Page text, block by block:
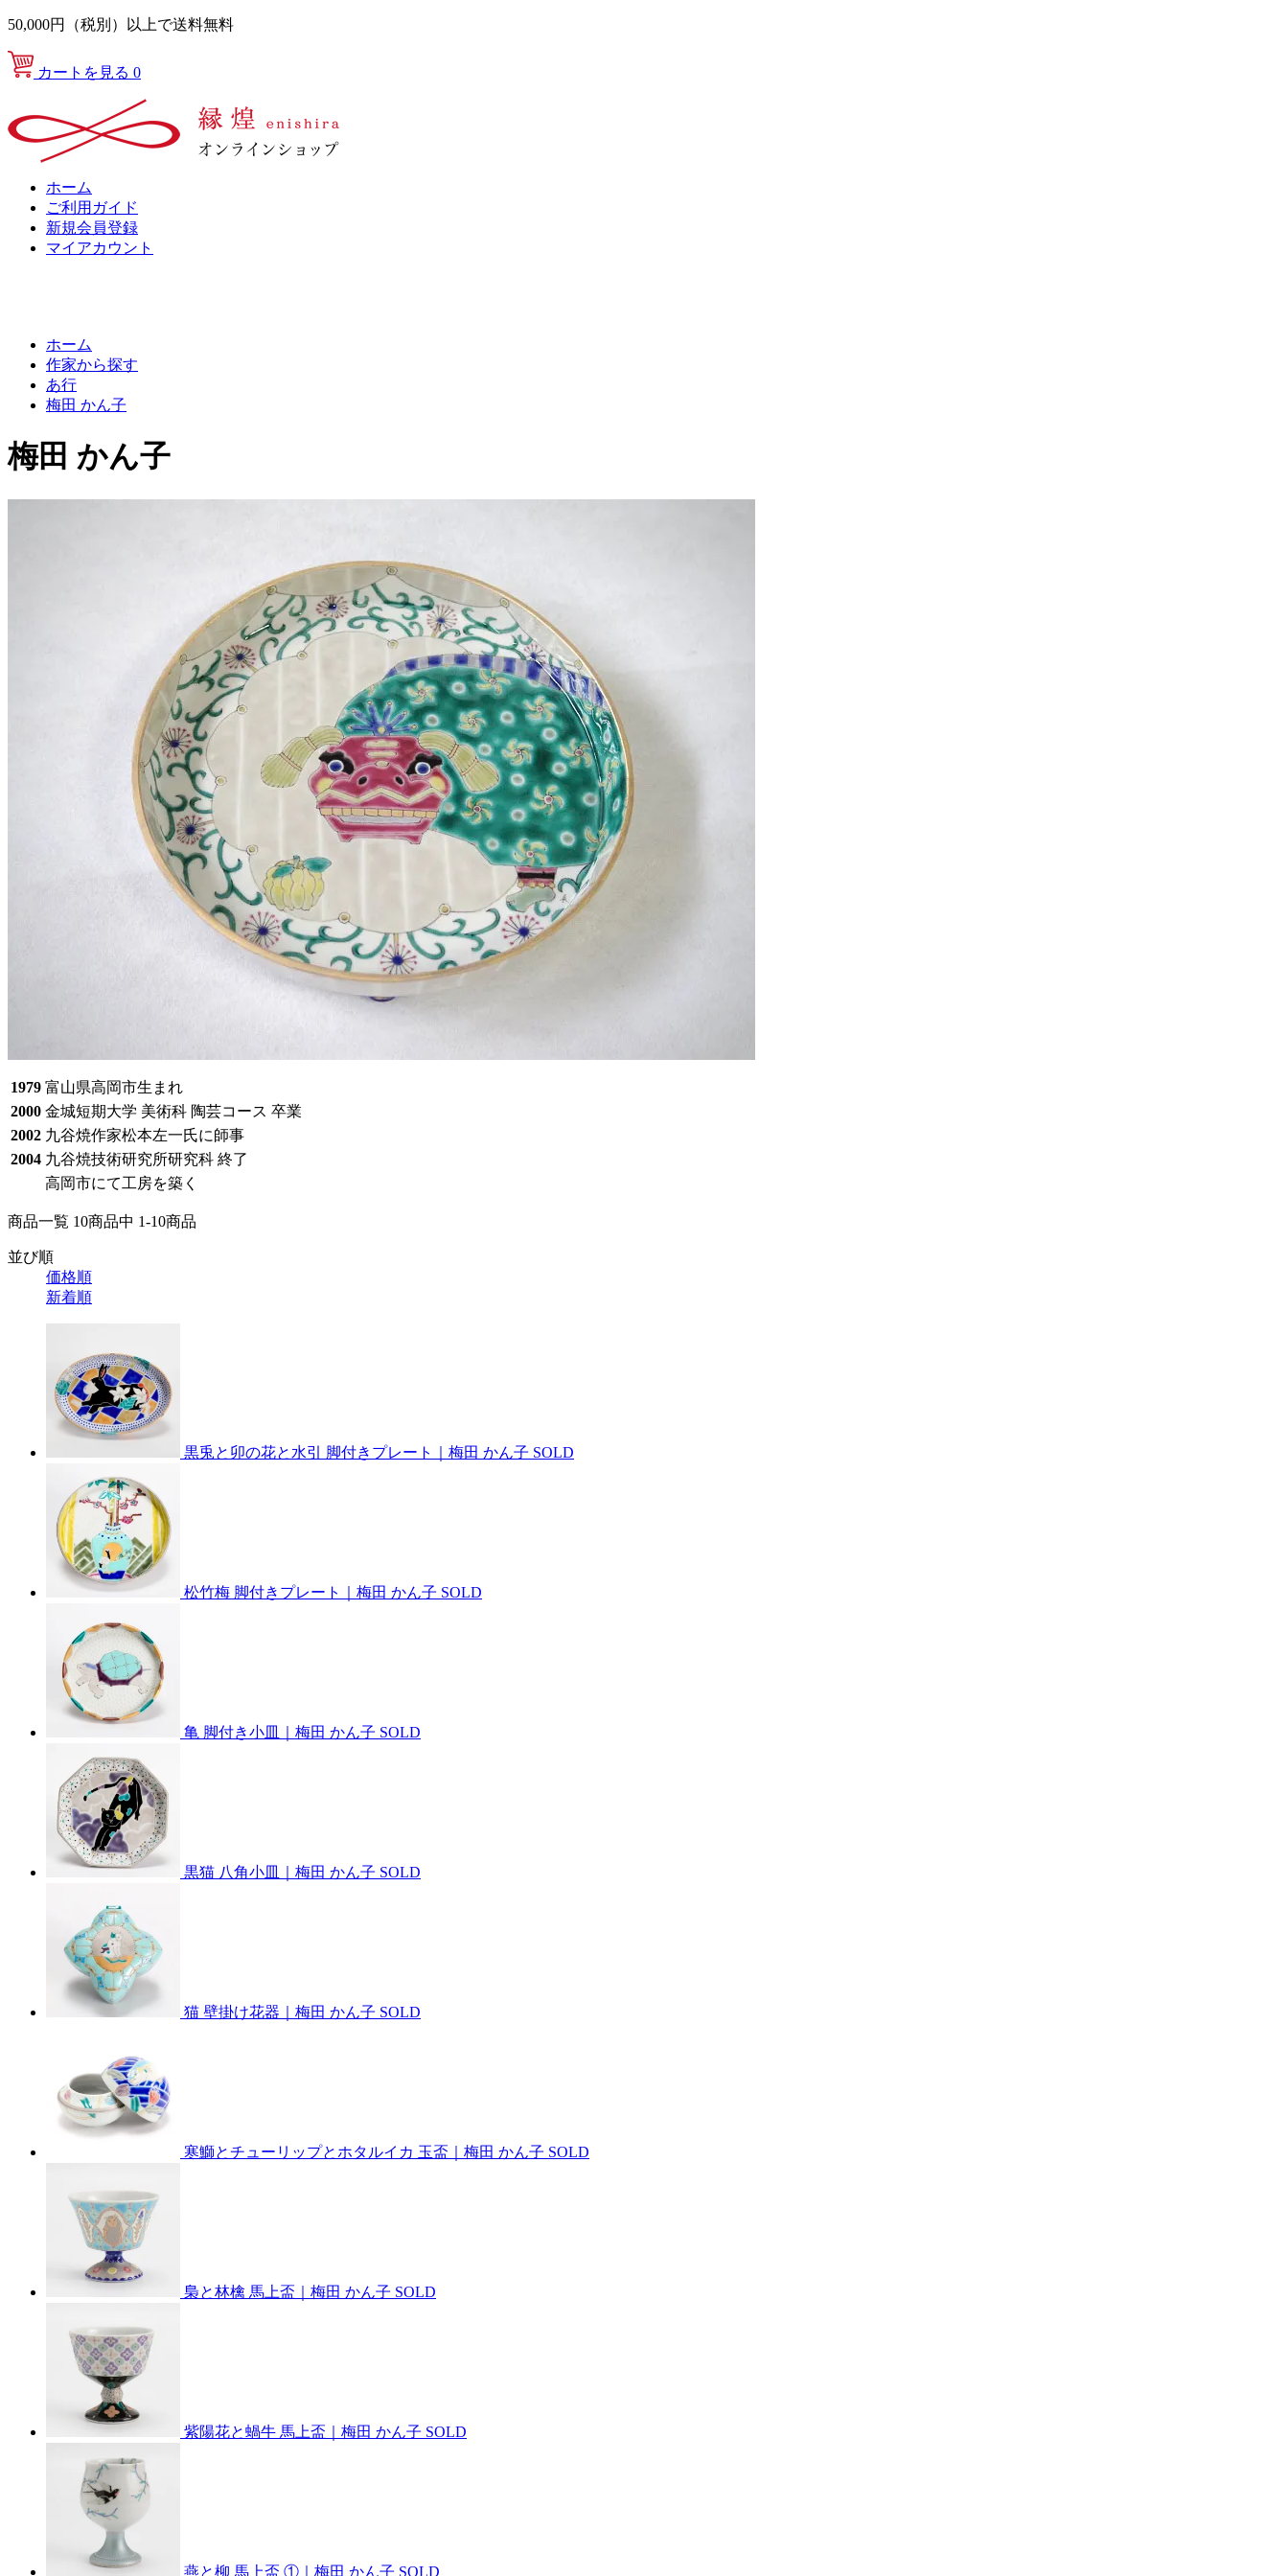
50,000円（税別）以上で送料無料
カートを見る 0
ホーム
ご利用ガイド
新規会員登録
マイアカウント
ホーム
作家から探す
あ行
梅田 かん子
梅田 かん子
1979 富山県高岡市生まれ
2000 金城短期大学 美術科 陶芸コース 卒業
2002 九谷焼作家松本左一氏に師事
2004 九谷焼技術研究所研究科 終了
高岡市にて工房を築く
商品一覧 10商品中 1-10商品
並び順
価格順
新着順
黒兎と卯の花と水引 脚付きプレート｜梅田 かん子 SOLD
松竹梅 脚付きプレート｜梅田 かん子 SOLD
亀 脚付き小皿｜梅田 かん子 SOLD
黒猫 八角小皿｜梅田 かん子 SOLD
猫 壁掛け花器｜梅田 かん子 SOLD
寒鰤とチューリップとホタルイカ 玉盃｜梅田 かん子 SOLD
梟と林檎 馬上盃｜梅田 かん子 SOLD
紫陽花と蝸牛 馬上盃｜梅田 かん子 SOLD
燕と柳 馬上盃 ①｜梅田 かん子 SOLD